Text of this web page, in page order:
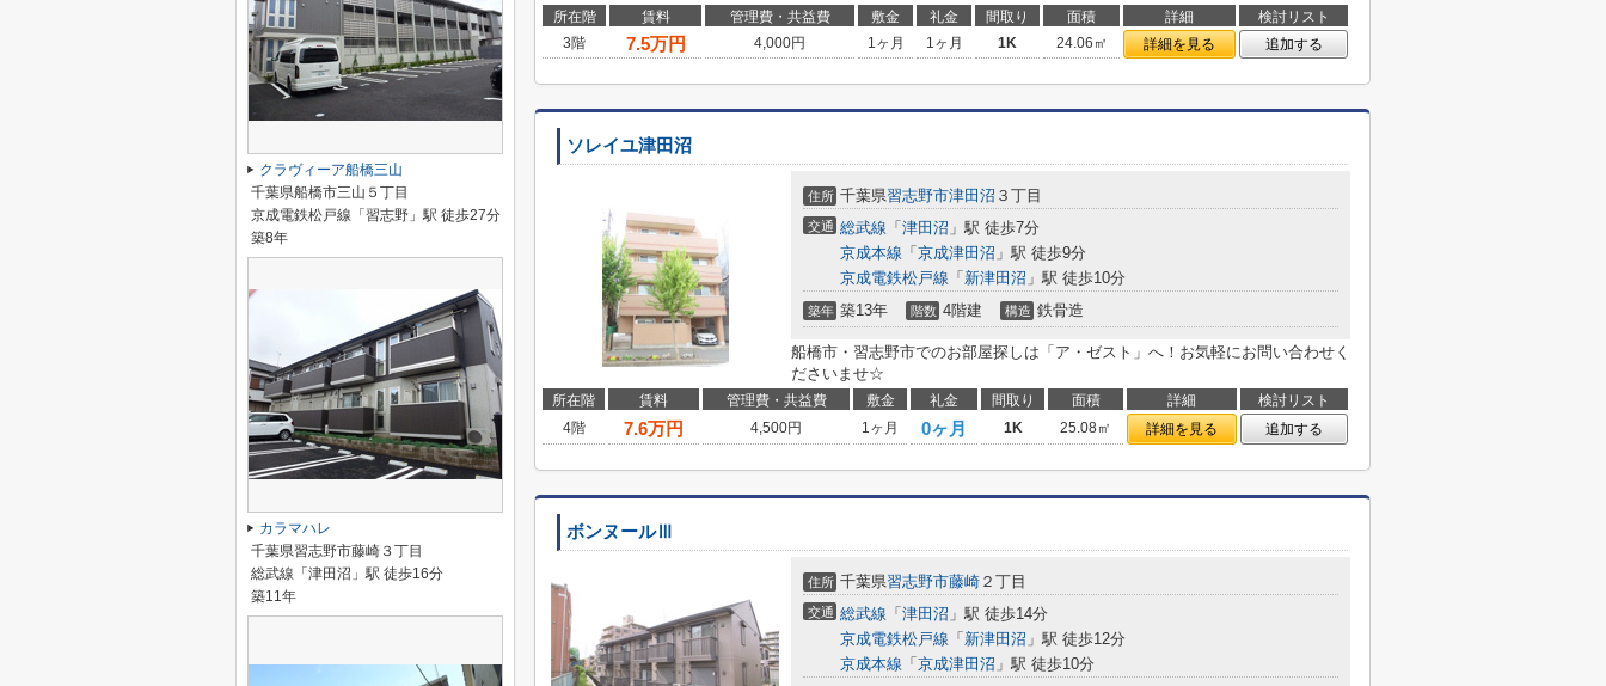
所在階 賃料 管理費・共益費 敷金 礼金 間取り 面積 詳細
検討リスト
3階
7.5万円 4,000円 1ヶ月 1ヶ月 1K 24.06㎡ 詳細を見る 追加する
ソレイユ津田沼
住所 千葉県習志野市津田沼 ３丁目
交通 総武線 「 津田沼 」駅 徒歩7分
京成本線 「 京成津田沼 」駅 徒歩9分
京成電鉄松戸線 「 新津田沼 」駅 徒歩10分
築年 築13年 階数 4階建 構造 鉄骨造
船橋市・習志野市でのお部屋探しは「ア・ゼスト」へ！お気軽にお問い合わせく
ださいませ☆
所在階 賃料 管理費・共益費 敷金 礼金 間取り 面積 詳細
検討リスト
4階
7.6万円 4,500円 1ヶ月 0ヶ月 1K 25.08㎡ 詳細を見る 追加する
ボンヌールⅢ
住所 千葉県習志野市藤崎 ２丁目
交通 総武線 「 津田沼 」駅 徒歩14分
京成電鉄松戸線 「 新津田沼 」駅 徒歩12分
京成本線 「 京成津田沼 」駅 徒歩10分
クラヴィーア船橋三山
千葉県船橋市三山５丁目
京成電鉄松戸線「習志野」駅 徒歩27分
築8年
カラマハレ
千葉県習志野市藤崎３丁目
総武線「津田沼」駅 徒歩16分
築11年